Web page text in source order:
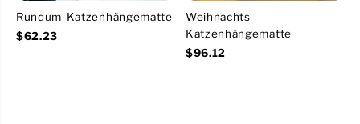
Rundum-Katzenhängematte
$62.23
Weihnachts-
Katzenhängematte
$96.12